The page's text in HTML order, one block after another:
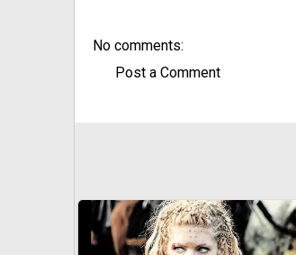
No comments:
Post a Comment